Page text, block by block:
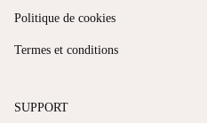
Politique de cookies
Termes et conditions
SUPPORT